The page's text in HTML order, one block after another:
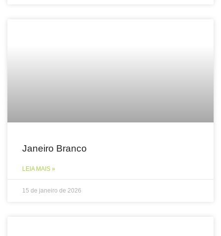
Janeiro Branco
LEIA MAIS »
15 de janeiro de 2026